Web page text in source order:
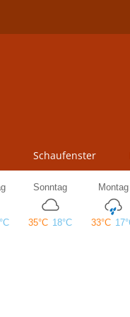
Schaufenster